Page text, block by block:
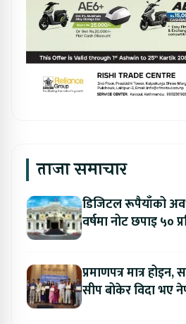
ताजा समाचार
डिजिटल रूपैयाँको
वर्षमा नोट छपाइ ५०
प्रमाणपत्र मात्र
सीप बोकेर विदा भए